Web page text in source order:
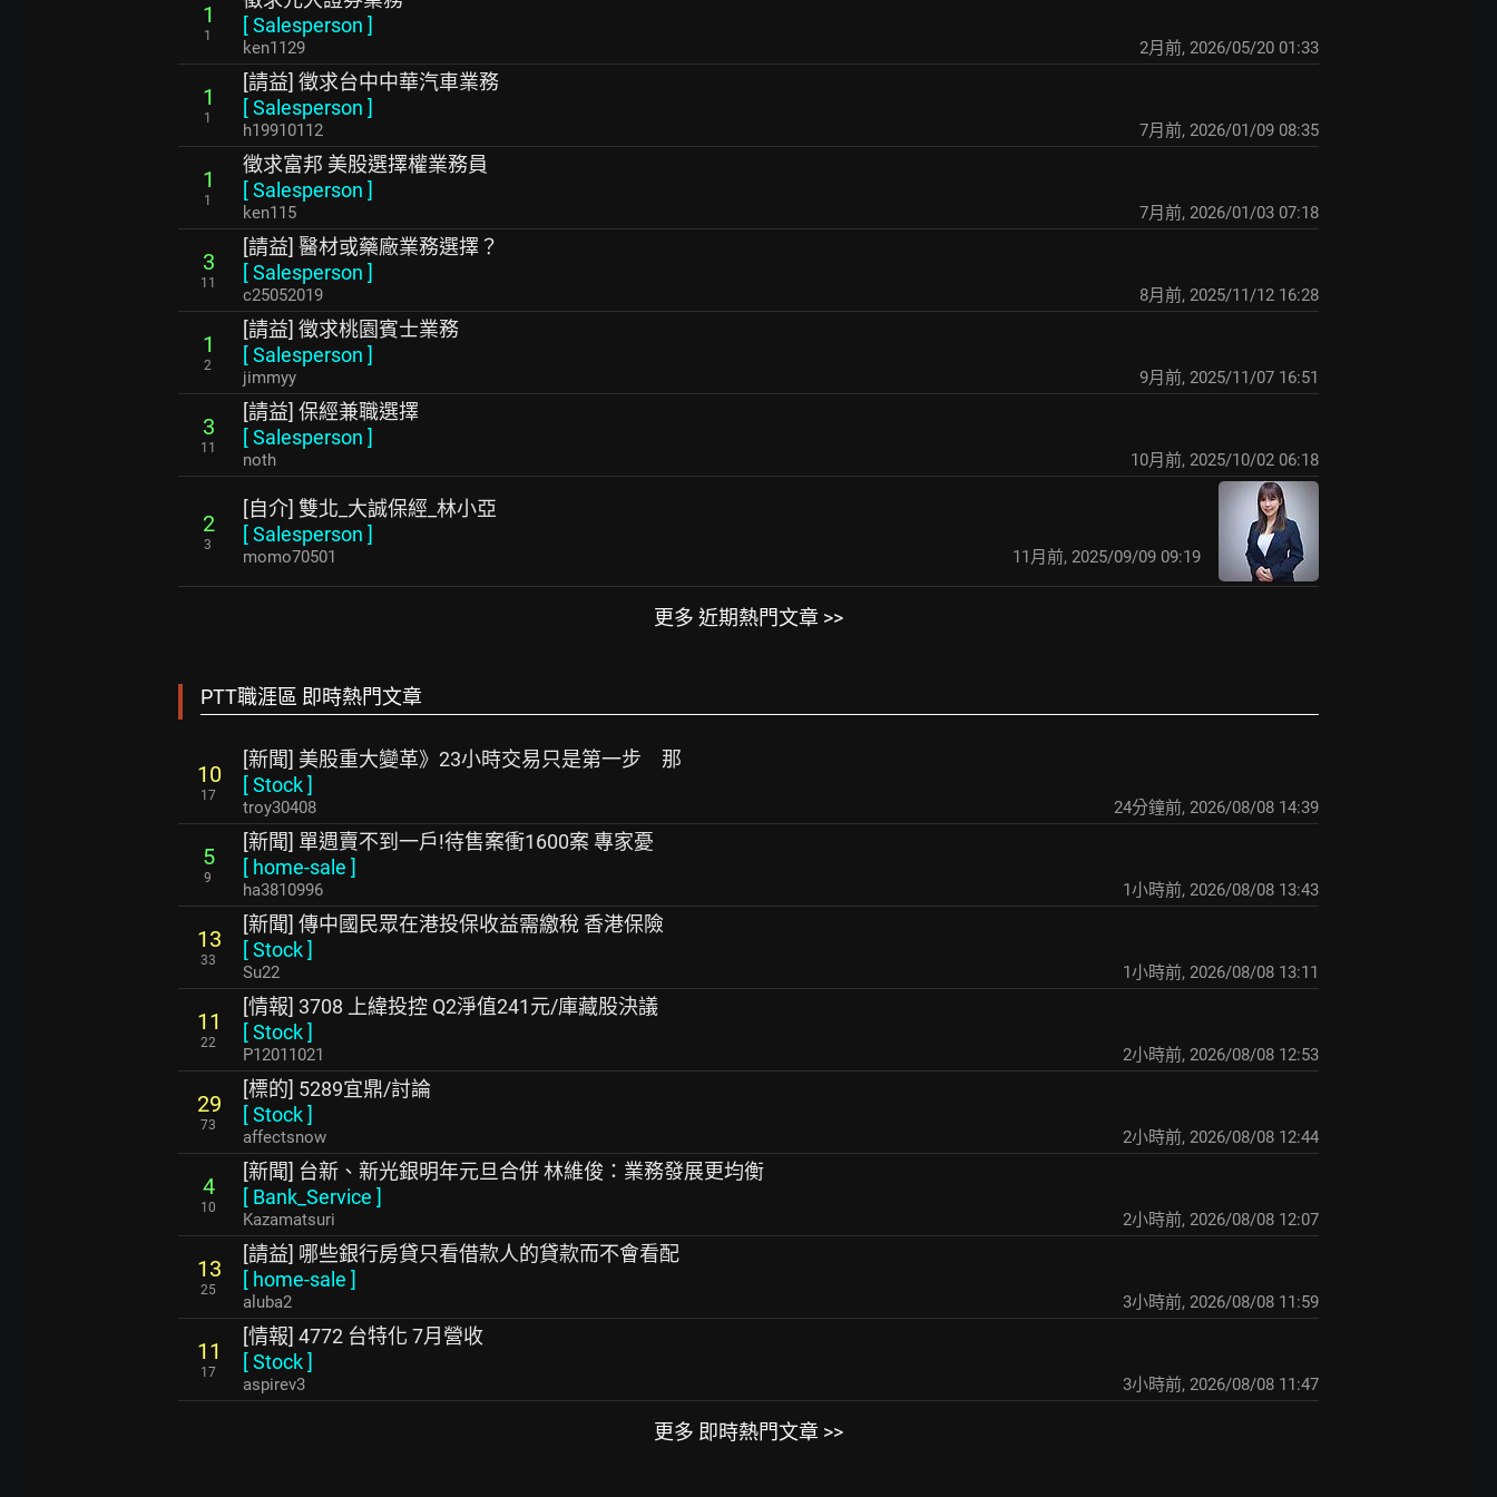
1
1
[Salesperson ]
ken1129 2月前, 2026/05/20 01:33
1
1
[請益] 徵求台中中華汽車業務
[Salesperson ]
h19910112 7月前, 2026/01/09 08:35
1
1
徵求富邦 美股選擇權業務員
[Salesperson ]
ken115 7月前, 2026/01/03 07:18
3
11
[請益] 醫材或藥廠業務選擇？
[Salesperson ]
c25052019 8月前, 2025/11/12 16:28
1
2
[請益] 徵求桃園賓士業務
[Salesperson ]
jimmyy 9月前, 2025/11/07 16:51
3
11
[請益] 保經兼職選擇
[Salesperson ]
noth 10月前, 2025/10/02 06:18
2
3
[自介] 雙北_大誠保經_林小亞
[Salesperson ]
momo70501 11月前, 2025/09/09 09:19
更多 近期熱門文章 >>
PTT職涯區 即時熱門文章
10
17
[新聞] 美股重大變革》23小時交易只是第一步 那
[Stock]
troy30408 24分鐘前, 2026/08/08 14:39
5
9
[新聞] 單週賣不到一戶!待售案衝1600案 專家憂
[ home-sale ]
ha3810996 1小時前, 2026/08/08 13:43
13
33
[新聞] 傳中國民眾在港投保收益需繳稅 香港保險
[Stock]
Su22 1小時前, 2026/08/08 13:11
11
22
[情報] 3708 上緯投控 Q2淨值241元/庫藏股決議
[Stock]
P12011021 2小時前, 2026/08/08 12:53
29
73
[標的] 5289宜鼎/討論
[Stock]
affectsnow 2小時前, 2026/08/08 12:44
4
10
[新聞] 台新、新光銀明年元旦合併 林維俊：業務發展更均衡
[ Bank_Service ]
Kazamatsuri 2小時前, 2026/08/08 12:07
13
25
[請益] 哪些銀行房貸只看借款人的貸款而不會看配
[ home-sale ]
aluba2 3小時前, 2026/08/08 11:59
11
17
[情報] 4772 台特化 7月營收
[Stock]
aspirev3 3小時前, 2026/08/08 11:47
更多 即時熱門文章 >>